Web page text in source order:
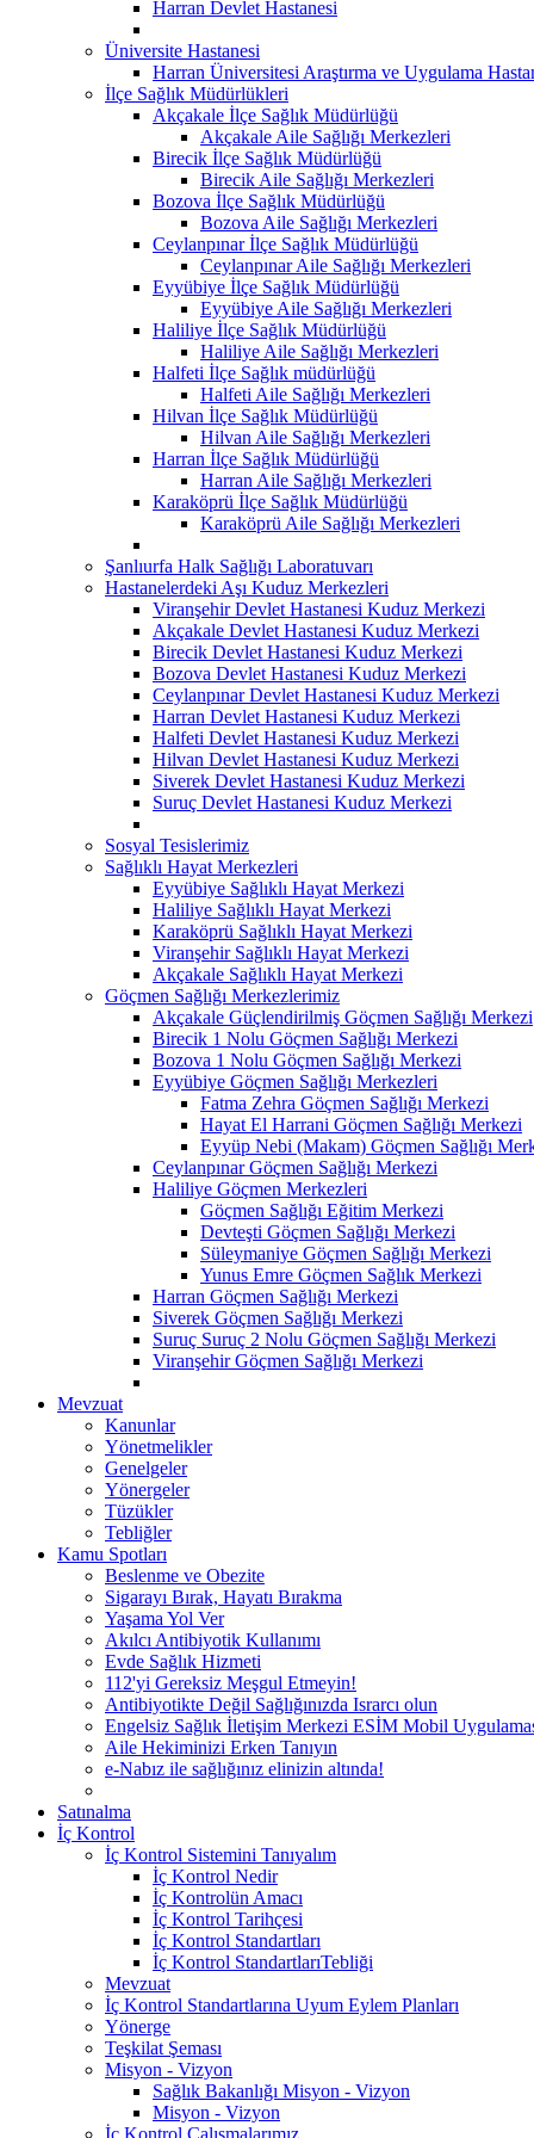
Harran Devlet Hastanesi
Üniversite Hastanesi
Harran Üniversitesi Araştırma ve Uygulama
İlçe Sağlık Müdürlükleri
Akçakale İlçe Sağlık Müdürlüğü
Akçakale Aile Sağlığı Merkezleri
Birecik İlçe Sağlık Müdürlüğü
Birecik Aile Sağlığı Merkezleri
Bozova İlçe Sağlık Müdürlüğü
Bozova Aile Sağlığı Merkezleri
Ceylanpınar İlçe Sağlık Müdürlüğü
Ceylanpınar Aile Sağlığı Merkezleri
Eyyübiye İlçe Sağlık Müdürlüğü
Eyyübiye Aile Sağlığı Merkezleri
Haliliye İlçe Sağlık Müdürlüğü
Haliliye Aile Sağlığı Merkezleri
Halfeti İlçe Sağlık müdürlüğü
Halfeti Aile Sağlığı Merkezleri
Hilvan İlçe Sağlık Müdürlüğü
Hilvan Aile Sağlığı Merkezleri
Harran İlçe Sağlık Müdürlüğü
Harran Aile Sağlığı Merkezleri
Karaköprü İlçe Sağlık Müdürlüğü
Karaköprü Aile Sağlığı Merkezleri
Şanlıurfa Halk Sağlığı Laboratuvarı
Hastanelerdeki Aşı Kuduz Merkezleri
Viranşehir Devlet Hastanesi Kuduz Merkezi
Akçakale Devlet Hastanesi Kuduz Merkezi
Birecik Devlet Hastanesi Kuduz Merkezi
Bozova Devlet Hastanesi Kuduz Merkezi
Ceylanpınar Devlet Hastanesi Kuduz Merkezi
Harran Devlet Hastanesi Kuduz Merkezi
Halfeti Devlet Hastanesi Kuduz Merkezi
Hilvan Devlet Hastanesi Kuduz Merkezi
Siverek Devlet Hastanesi Kuduz Merkezi
Suruç Devlet Hastanesi Kuduz Merkezi
Sosyal Tesislerimiz
Sağlıklı Hayat Merkezleri
Eyyübiye Sağlıklı Hayat Merkezi
Haliliye Sağlıklı Hayat Merkezi
Karaköprü Sağlıklı Hayat Merkezi
Viranşehir Sağlıklı Hayat Merkezi
Akçakale Sağlıklı Hayat Merkezi
Göçmen Sağlığı Merkezlerimiz
Akçakale Güçlendirilmiş Göçmen Sağlığı Merkezi
Birecik 1 Nolu Göçmen Sağlığı Merkezi
Bozova 1 Nolu Göçmen Sağlığı Merkezi
Eyyübiye Göçmen Sağlığı Merkezleri
Fatma Zehra Göçmen Sağlığı Merkezi
Hayat El Harrani Göçmen Sağlığı Merkezi
Eyyüp Nebi (Makam) Göçmen Sağlığı
Ceylanpınar Göçmen Sağlığı Merkezi
Haliliye Göçmen Merkezleri
Göçmen Sağlığı Eğitim Merkezi
Devteşti Göçmen Sağlığı Merkezi
Süleymaniye Göçmen Sağlığı Merkezi
Yunus Emre Göçmen Sağlık Merkezi
Harran Göçmen Sağlığı Merkezi
Siverek Göçmen Sağlığı Merkezi
Suruç Suruç 2 Nolu Göçmen Sağlığı Merkezi
Viranşehir Göçmen Sağlığı Merkezi
Mevzuat
Kanunlar
Yönetmelikler
Genelgeler
Yönergeler
Tüzükler
Tebliğler
Kamu Spotları
Beslenme ve Obezite
Sigarayı Bırak, Hayatı Bırakma
Yaşama Yol Ver
Akılcı Antibiyotik Kullanımı
Evde Sağlık Hizmeti
112'yi Gereksiz Meşgul Etmeyin!
Antibiyotikte Değil Sağlığınızda Israrcı olun
Engelsiz Sağlık İletişim Merkezi ESİM Mobil
Aile Hekiminizi Erken Tanıyın
e-Nabız ile sağlığınız elinizin altında!
Satınalma
İç Kontrol
İç Kontrol Sistemini Tanıyalım
İç Kontrol Nedir
İç Kontrolün Amacı
İç Kontrol Tarihçesi
İç Kontrol Standartları
İç Kontrol StandartlarıTebliği
Mevzuat
İç Kontrol Standartlarına Uyum Eylem Planları
Yönerge
Teşkilat Şeması
Misyon - Vizyon
Sağlık Bakanlığı Misyon - Vizyon
Misyon - Vizyon
İç Kontrol Çalışmalarımız